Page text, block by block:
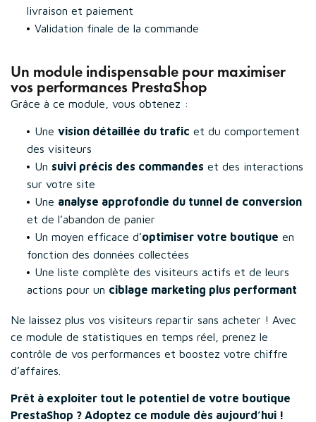
livraison et paiement
Validation finale de la commande
Un module indispensable pour maximiser
vos performances PrestaShop
Grâce à ce module, vous obtenez :
Une vision détaillée du trafic et du comportement
des visiteurs
Un suivi précis des commandes et des interactions
sur votre site
Une analyse approfondie du tunnel de conversion
et de l’abandon de panier
Un moyen efficace d’optimiser votre boutique en
fonction des données collectées
Une liste complète des visiteurs actifs et de leurs
actions pour un ciblage marketing plus performant
Ne laissez plus vos visiteurs repartir sans acheter ! Avec
ce module de statistiques en temps réel, prenez le
contrôle de vos performances et boostez votre chiffre
d’affaires.
Prêt à exploiter tout le potentiel de votre boutique
PrestaShop ? Adoptez ce module dès aujourd’hui !